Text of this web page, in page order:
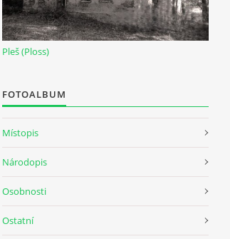
Pleš (Ploss)
FOTOALBUM
Místopis
Národopis
Osobnosti
Ostatní